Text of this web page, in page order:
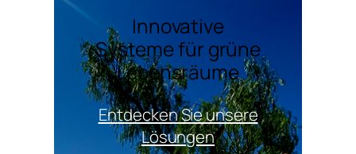
Innovative
Systeme für grüne
Lebensräume
Entdecken Sie unsere
Lösungen